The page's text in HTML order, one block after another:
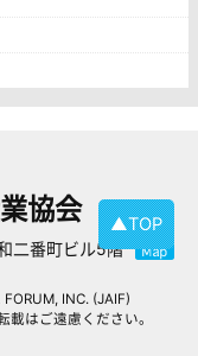
▲TOP
協会
二番町ビル5階
INC. (JAIF)
載はご遠慮ください。